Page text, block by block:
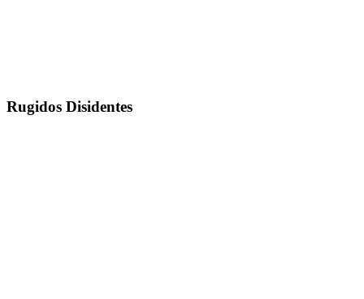
Rugidos Disidentes